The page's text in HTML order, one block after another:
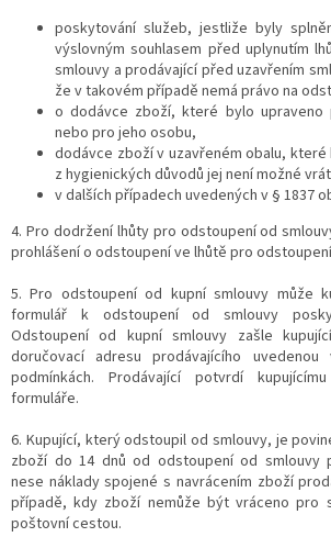
poskytování služeb, jestliže byly
výslovným souhlasem před uplynutím
smlouvy a prodávající před uzavřením
že v takovém případě nemá právo na
o dodávce zboží, které bylo upraveno
nebo pro jeho osobu,
dodávce zboží v uzavřeném obalu, které
z hygienických důvodů jej není možné
v dalších případech uvedených v § 1837
4. Pro dodržení lhůty pro odstoupení od
prohlášení o odstoupení ve lhůtě pro
5. Pro odstoupení od kupní smlouvy může
formulář k odstoupení od smlouvy
Odstoupení od kupní smlouvy zašle
doručovací adresu prodávajícího
podmínkách. Prodávající potvrdí
formuláře.
6. Kupující, který odstoupil od smlouvy, je
zboží do 14 dnů od odstoupení od smlouvy
nese náklady spojené s navrácením zboží
případě, kdy zboží nemůže být vráceno pro
poštovní cestou.